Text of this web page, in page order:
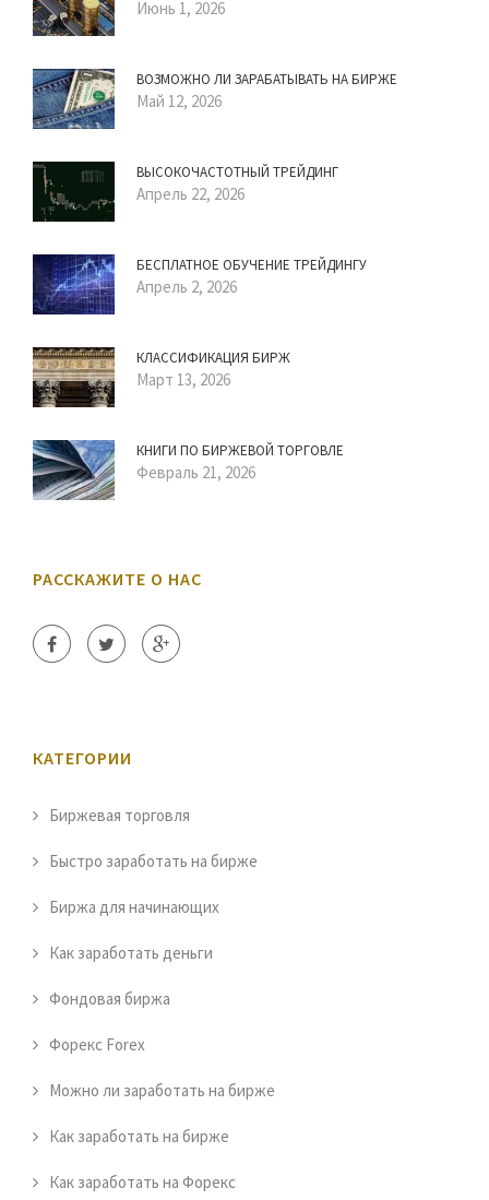
Июнь 1, 2026
ВОЗМОЖНО ЛИ ЗАРАБАТЫВАТЬ НА БИРЖЕ
Май 12, 2026
ВЫСОКОЧАСТОТНЫЙ ТРЕЙДИНГ
Апрель 22, 2026
БЕСПЛАТНОЕ ОБУЧЕНИЕ ТРЕЙДИНГУ
Апрель 2, 2026
КЛАССИФИКАЦИЯ БИРЖ
Март 13, 2026
КНИГИ ПО БИРЖЕВОЙ ТОРГОВЛЕ
Февраль 21, 2026
РАССКАЖИТЕ О НАС
КАТЕГОРИИ
Биржевая торговля
Быстро заработать на бирже
Биржа для начинающих
Как заработать деньги
Фондовая биржа
Форекс Forex
Можно ли заработать на бирже
Как заработать на бирже
Как заработать на Форекс